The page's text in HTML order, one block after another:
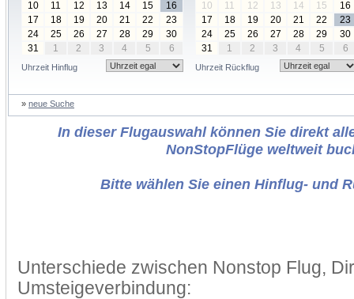
10
11 12 13 14 15
16
17
18 19 20 21 22
23
24
25 26 27 28 29
30
31
1 2 3 4 5 6
Uhrzeit Hinflug
10
11 12 13 14 15
16
17
18 19 20 21 22
23
24
25 26 27 28 29
30
31
1 2 3 4 5 6
Uhrzeit Rückflug
» neue Suche
In dieser Flugauswahl können Sie direkt
NonStopFlüge weltweit
Bitte wählen Sie einen Hinflug- und
Unterschiede zwischen Nonstop Flug,
Umsteigeverbindung: